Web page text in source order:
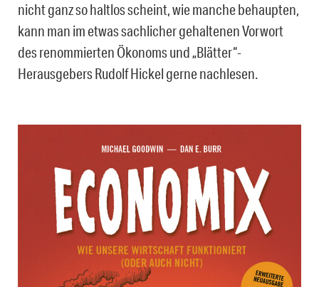
nicht ganz so haltlos scheint, wie manche behaupten,
kann man im etwas sachlicher gehaltenen Vorwort
des renommierten Ökonoms und „Blätter“-
Herausgebers Rudolf Hickel gerne nachlesen.